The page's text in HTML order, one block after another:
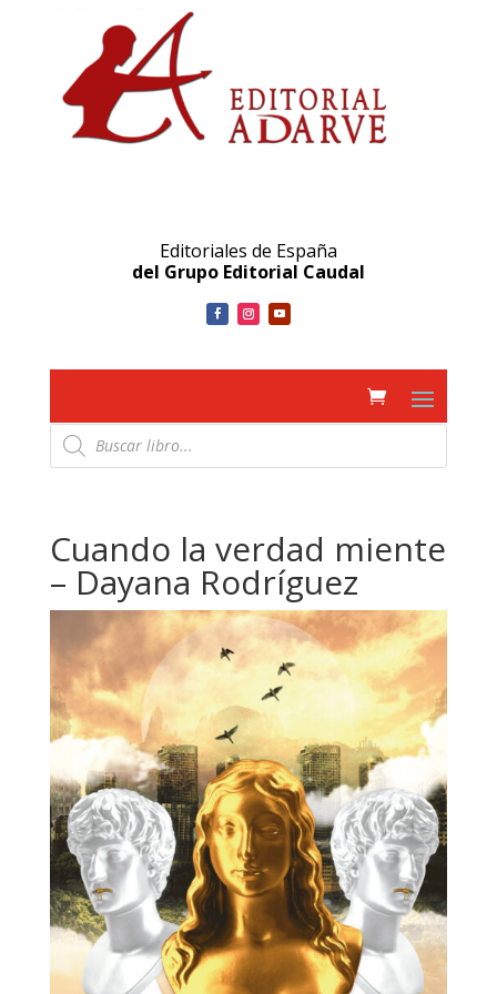
Editoriales de España
del Grupo Editorial Caudal
Búsqueda
de
productos
Cuando la verdad miente
– Dayana Rodríguez